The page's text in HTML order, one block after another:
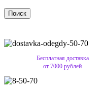
Поиск
Бесплатная доставка
от 7000 рублей